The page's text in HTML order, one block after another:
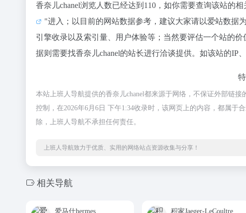
香奈儿chanel浏览人数已经达到110，如你需要查询该站的
"进入；以目前的网站数据参考，建议大家请以爱站数据
引擎收录以及索引量、用户体验等；当然要评估一个站的
据则需要找香奈儿chanel的站长进行洽谈提供。如该站的IP
本站上班人导航提供的香奈儿chanel都来源于网络，不保证外部链
控制，在2026年6月6日 下午1:34收录时，该网页上的内容，都属于
除，上班人导航不承担任何责任。
上班人导航致力于优质、实用的网络站点资源收集与分享！
相关导航
爱马仕hermes 积家Jaeger-LeCoultre